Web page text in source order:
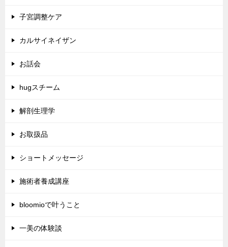
子宮調整ケア
カルサイネイザン
お話会
hugスチーム
解剖生理学
お取扱品
ショートメッセージ
施術者養成講座
bloomioで叶うこと
一美の体験談